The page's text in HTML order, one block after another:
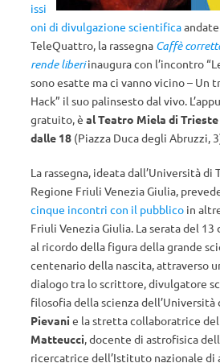
issi
oni di divulgazione scientifica
TeleQuattro, la rassegna Caffè
rende liberi inaugura con l’incontro
sono esatte ma ci vanno vicino – Un
Hack” il suo palinsesto dal vivo.
gratuito, è al Teatro Miela di
dalle 18 (Piazza Duca degli Abruzzi,
La rassegna, ideata dall’Università
Regione Friuli Venezia Giulia,
cinque incontri con il pubblico in
Friuli Venezia Giulia. La serata del
al ricordo della figura della grande
centenario della nascita, attraverso
dialogo tra lo scrittore, divulgatore
filosofia della scienza dell’Università
Pievani e la stretta collaboratrice
Matteucci, docente di astrofisica
ricercatrice dell’Istituto nazionale di